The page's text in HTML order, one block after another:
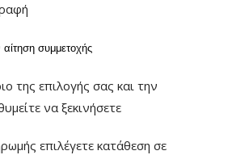
αίτηση συμμετοχής
της επιλογής σας και την
να ξεκινήσετε
επιλέγετε κατάθεση σε